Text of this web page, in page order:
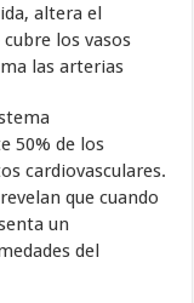
altera el
los vasos
las arterias
50% de los
cardiovasculares.
que cuando
un
del